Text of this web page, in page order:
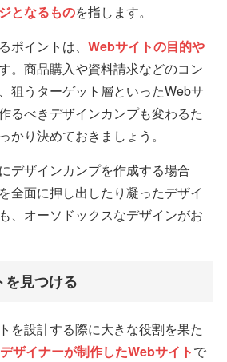
となるものを指します。
ポイントは、 Webサイトの目的や
。商品購入や資料請求などのコン
狙うターゲット層といったWebサ
るべきデザインカンプも変わるた
かり決めておきましょう。
デザインカンプを作成する場合
全面に押し出したり凝ったデザイ
、オーソドックスなデザインがお
を見つける
を設計する際に大きな役割を果た
ザイナーが制作したWebサイトで